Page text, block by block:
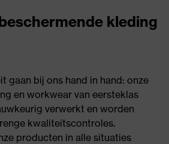
kleding
gaan bij ons hand in hand: onze
en workwear van eersteklas
verwerkt en worden
kwaliteitscontroles.
producten in alle situaties